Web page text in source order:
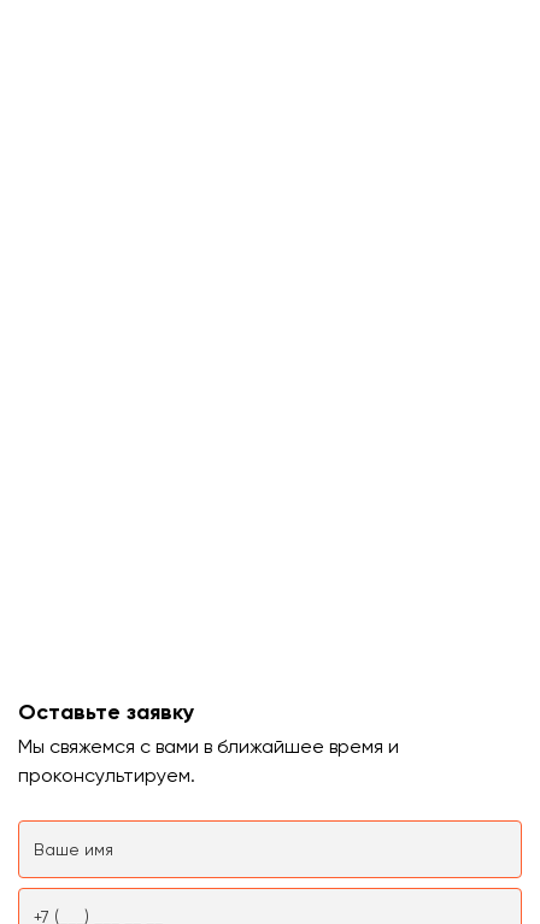
Оставьте заявку
Мы свяжемся с вами в ближайшее время и
проконсультируем.